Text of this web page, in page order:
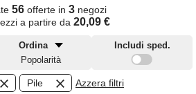
56offerte in 3negozi
a partire da 20,09 €
Ordina
Popolarità
Includi sped.
Pile Azzera filtri